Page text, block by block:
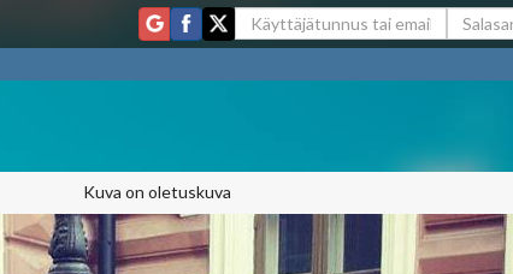
Kuva on oletuskuva